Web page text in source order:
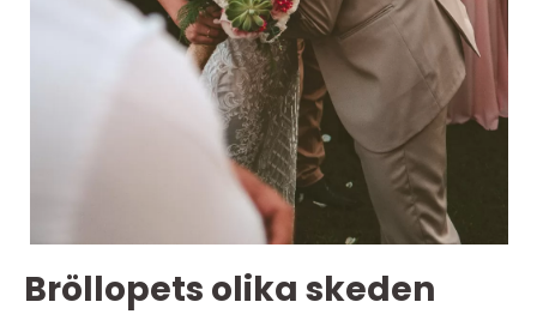
Bröllopets olika skeden